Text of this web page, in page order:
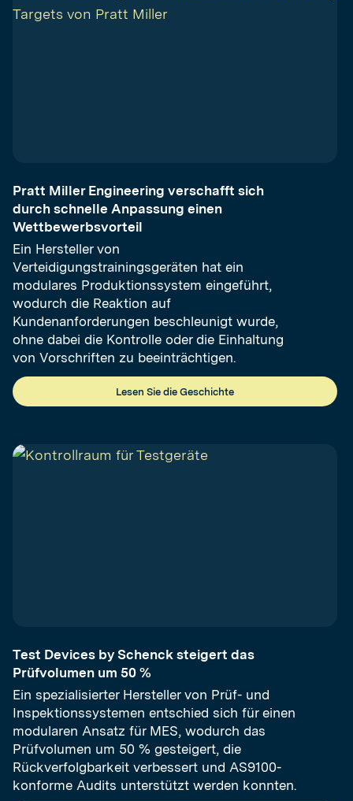
Pratt Miller Engineering verschafft sich
durch schnelle Anpassung einen
Wettbewerbsvorteil
Ein Hersteller von
Verteidigungstrainingsgeräten hat ein
modulares Produktionssystem eingeführt,
wodurch die Reaktion auf
Kundenanforderungen beschleunigt wurde,
ohne dabei die Kontrolle oder die Einhaltung
von Vorschriften zu beeinträchtigen.
Lesen Sie die Geschichte
Test Devices by Schenck steigert das
Prüfvolumen um 50 %
Ein spezialisierter Hersteller von Prüf- und
Inspektionssystemen entschied sich für einen
modularen Ansatz für MES, wodurch das
Prüfvolumen um 50 % gesteigert, die
Rückverfolgbarkeit verbessert und AS9100-
konforme Audits unterstützt werden konnten.